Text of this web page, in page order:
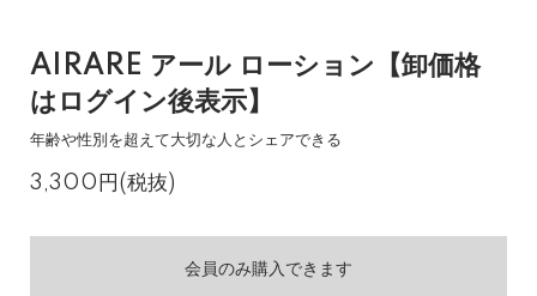
AIRARE アール ローション【卸価格
はログイン後表示】
年齢や性別を超えて大切な人とシェアできる
3,300円(税抜)
会員のみ購入できます